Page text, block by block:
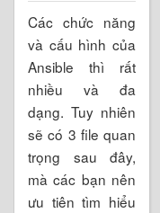
Các chức năng
và cấu hình của
Ansible thì rất
nhiều và đa
dạng. Tuy nhiên
sẽ có 3 file quan
trọng sau đây,
mà các bạn nên
ưu tiên tìm hiểu